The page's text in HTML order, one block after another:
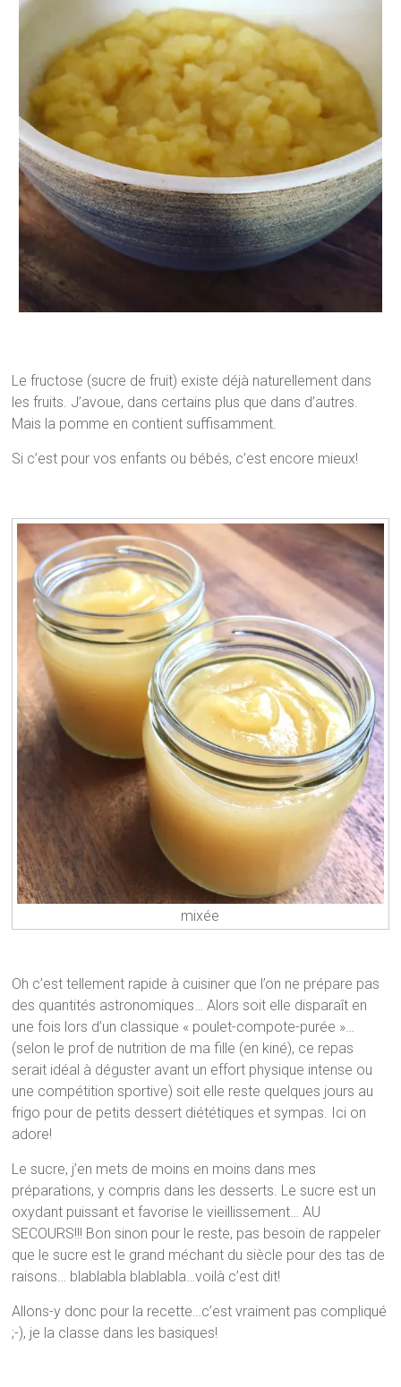
Le fructose (sucre de fruit) existe déjà naturellement dans
les fruits. J’avoue, dans certains plus que dans d’autres.
Mais la pomme en contient suffisamment.
Si c’est pour vos enfants ou bébés, c’est encore mieux!
mixée
Oh c’est tellement rapide à cuisiner que l’on ne prépare pas
des quantités astronomiques… Alors soit elle disparaît en
une fois lors d’un classique « poulet-compote-purée »…
(selon le prof de nutrition de ma fille (en kiné), ce repas
serait idéal à déguster avant un effort physique intense ou
une compétition sportive) soit elle reste quelques jours au
frigo pour de petits dessert diététiques et sympas. Ici on
adore!
Le sucre, j’en mets de moins en moins dans mes
préparations, y compris dans les desserts. Le sucre est un
oxydant puissant et favorise le vieillissement… AU
SECOURS!!! Bon sinon pour le reste, pas besoin de rappeler
que le sucre est le grand méchant du siècle pour des tas de
raisons… blablabla blablabla…voilà c’est dit!
Allons-y donc pour la recette…c’est vraiment pas compliqué
;-), je la classe dans les basiques!